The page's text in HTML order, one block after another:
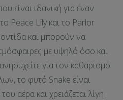
είναι ιδανική για έναν
Peace Lily και το Parlor
και μπορούν να
με υψηλό όσο και
για τον καθαρισμό
το φυτό Snake είναι
αέρα και χρειάζεται λίγη